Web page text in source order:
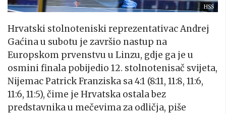
HSS
Hrvatski stolnoteniski reprezentativac Andrej
Gaćina u subotu je završio nastup na
Europskom prvenstvu u Linzu, gdje ga je u
osmini finala pobijedio 12. stolnotenisač svijeta,
Nijemac Patrick Franziska sa 4:1 (8:11, 11:8, 11:6,
11:6, 11:5), čime je Hrvatska ostala bez
predstavnika u mečevima za odličja, piše